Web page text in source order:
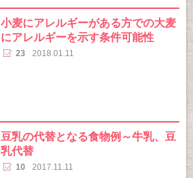
小麦にアレルギーがある方での大麦
にアレルギーを示す条件可能性
23 2018.01.11
豆乳の代替となる食物例～牛乳、豆
乳代替
10 2017.11.11